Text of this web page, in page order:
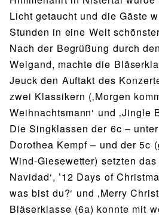
Licht getaucht und die Gäste
Stunden in eine Welt
Nach der Begrüßung durch
Weigand, machte die
Jeuck den Auftakt des
zwei Klassikern (‚Morgen
Weihnachtsmann‘ und ‚Jingle
Die Singklassen der 6c –
Dorothea Kempf – und der 5c
Wind-Giesewetter) setzten
Navidad‘, ’12 Days of
was bist du?‘ und ‚Merry
Bläserklasse (6a) konnte mit